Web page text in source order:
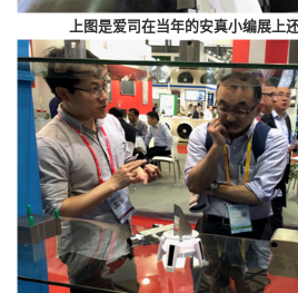
上图是爱司在当年的安真小编展上